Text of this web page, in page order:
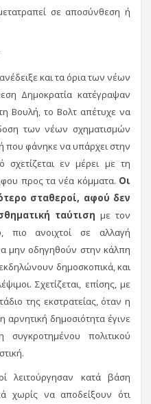
σε αποσύνθεση ή
και τα όρια των νέων
Δημοκρατία κατέγραψαν
Βουλή, το Βολτ απέτυχε να
των νέων σχηματισμών
που φάνηκε να υπάρχει στην
σχετίζεται εν μέρει με τη
προς τα νέα κόμματα. Οι
σταθεροί, αφού δεν
ταύτιση με τον
πιο ανοιχτοί σε αλλαγή
μην οδηγηθούν στην κάλπη
δημοσκοπικά, και
Σχετίζεται, επίσης, με
της εκστρατείας, όταν η
αρνητική δημοσιότητα έγινε
πολιτικού
λειτούργησαν κατά βάση
χωρίς να αποδείξουν ότι